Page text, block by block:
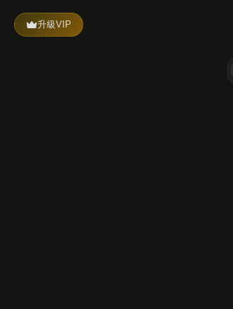
升級VIP